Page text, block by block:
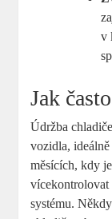
v
Jak
Údržba
vozidla,
měsících, kdy
vícekontrolovat
systému.